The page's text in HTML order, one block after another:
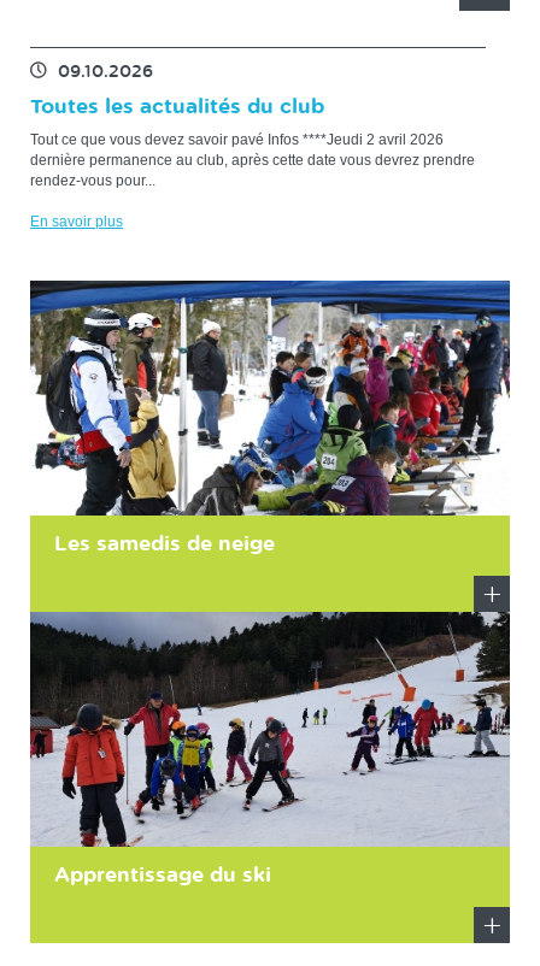
savoir
savoir
savoir
savoir
savoir
09.10.2026
Toutes les actualités du club
Tout ce que vous devez savoir pavé Infos ****Jeudi 2 avril 2026
dernière permanence au club, après cette date vous devrez prendre
rendez-vous pour...
En savoir plus
Les samedis de neige
En
savoir
plus
Apprentissage du ski